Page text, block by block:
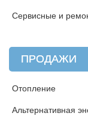
Сервисные и
ПРОДАЖИ
Отопление
Альтернативная